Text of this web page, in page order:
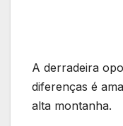
A derradeira
diferenças é
alta montanha.